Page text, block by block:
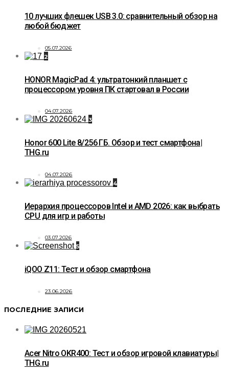
10 лучших флешек USB 3.0: сравнительный обзор на
любой бюджет
05.07.2026
2
HONOR MagicPad 4: ультратонкий планшет с
процессором уровня ПК стартовал в России
04.07.2026
3
Honor 600 Lite 8/256 ГБ. Обзор и тест смартфона|
THG.ru
04.07.2026
4
Иерархия процессоров Intel и AMD 2026: как выбрать
CPU для игр и работы
03.07.2026
5
iQOO Z11: Тест и обзор смартфона
23.06.2026
ПОСЛЕДНИЕ ЗАПИСИ
Acer Nitro OKR400: Тест и обзор игровой клавиатуры|
THG.ru